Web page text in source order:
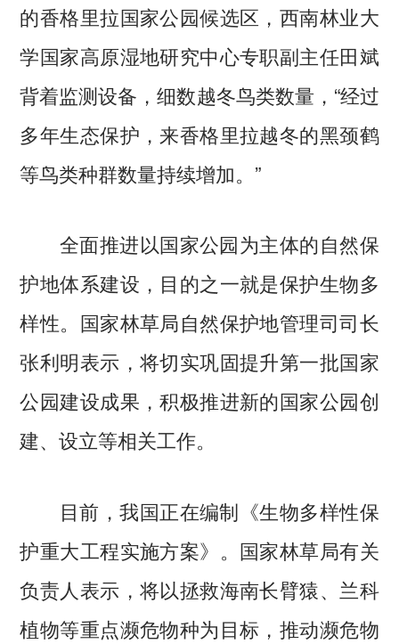
的香格里拉国家公园候选区，西南林业大
学国家高原湿地研究中心专职副主任田斌
背着监测设备，细数越冬鸟类数量，“经过
多年生态保护，来香格里拉越冬的黑颈鹤
等鸟类种群数量持续增加。”
全面推进以国家公园为主体的自然保
护地体系建设，目的之一就是保护生物多
样性。国家林草局自然保护地管理司司长
张利明表示，将切实巩固提升第一批国家
公园建设成果，积极推进新的国家公园创
建、设立等相关工作。
目前，我国正在编制《生物多样性保
护重大工程实施方案》。国家林草局有关
负责人表示，将以拯救海南长臂猿、兰科
植物等重点濒危物种为目标，推动濒危物